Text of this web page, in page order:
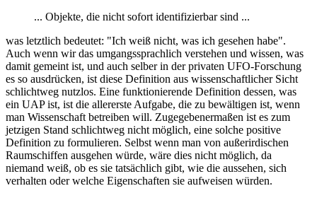
... Objekte, die nicht sofort identifizierbar sind ...
was letztlich bedeutet: "Ich weiß nicht, was ich gesehen habe".
Auch wenn wir das umgangssprachlich verstehen und wissen, was
damit gemeint ist, und auch selber in der privaten UFO-Forschung
es so ausdrücken, ist diese Definition aus wissenschaftlicher Sicht
schlichtweg nutzlos. Eine funktionierende Definition dessen, was
ein UAP ist, ist die allererste Aufgabe, die zu bewältigen ist, wenn
man Wissenschaft betreiben will. Zugegebenermaßen ist es zum
jetzigen Stand schlichtweg nicht möglich, eine solche positive
Definition zu formulieren. Selbst wenn man von außerirdischen
Raumschiffen ausgehen würde, wäre dies nicht möglich, da
niemand weiß, ob es sie tatsächlich gibt, wie die aussehen, sich
verhalten oder welche Eigenschaften sie aufweisen würden.